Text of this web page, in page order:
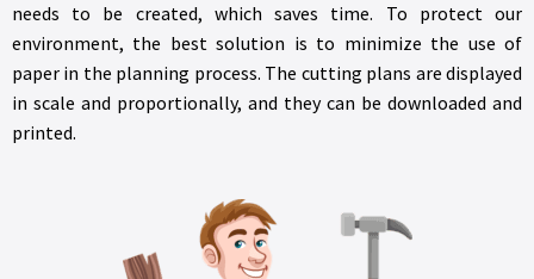
needs to be created, which saves time. To protect our
environment, the best solution is to minimize the use of
paper in the planning process. The cutting plans are displayed
in scale and proportionally, and they can be downloaded and
printed.